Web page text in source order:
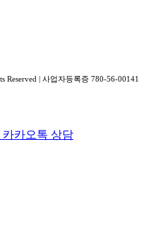
Reserved | 사업자등록증 780-56-00141
카카오톡 상담